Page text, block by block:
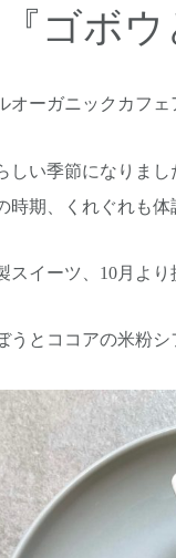
ゴボ
オーガニックカフェ
い季節になりまし
期、くれぐれも体
スイーツ、10月よ
うとココアの米粉シ